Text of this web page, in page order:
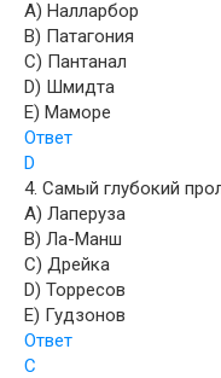
A) Налларбор
B) Патагония
C) Пантанал
D) Шмидта
E) Маморе
Ответ
D
4. Самый глубокий
A) Лаперуза
B) Ла-Манш
C) Дрейка
D) Торресов
E) Гудзонов
Ответ
C